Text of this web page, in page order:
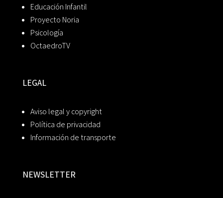
Educación Infantil
Proyecto Noria
Psicología
OctaedroTV
LEGAL
Aviso legal y copyright
Política de privacidad
Información de transporte
NEWSLETTER